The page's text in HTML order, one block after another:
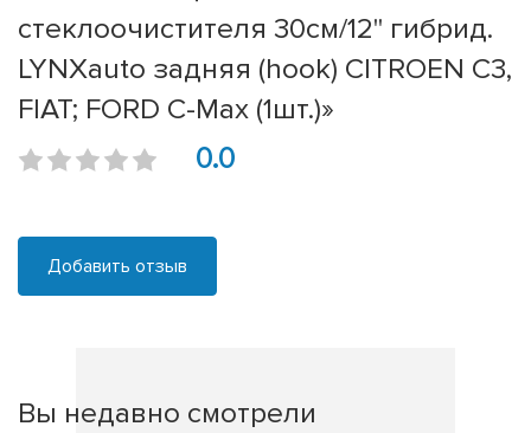
стеклоочистителя 30см/12'' гибрид.
LYNXauto задняя (hook) CITROEN C3,
FIAT; FORD C-Max (1шт.)»
0.0
Добавить отзыв
Вы недавно смотрели